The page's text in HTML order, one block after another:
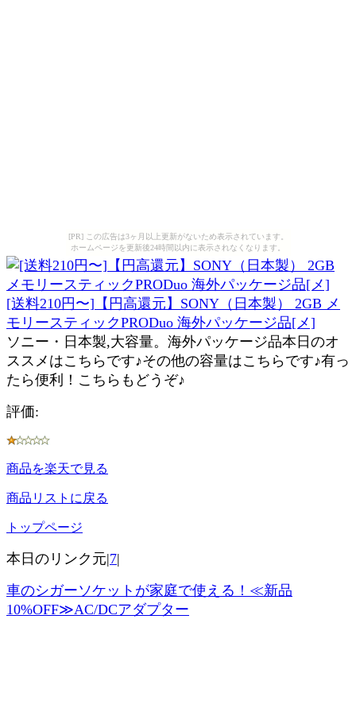
[PR] この広告は3ヶ月以上更新がないため表示されています。
ホームページを更新後24時間以内に表示されなくなります。
[送料210円〜]【円高還元】SONY（日本製） 2GB メ
モリースティックPRODuo 海外パッケージ品[メ]
ソニー・日本製,大容量。海外パッケージ品本日のオ
ススメはこちらです♪その他の容量はこちらです♪有っ
たら便利！こちらもどうぞ♪
評価:
商品を楽天で見る
商品リストに戻る
トップページ
本日のリンク元|7|
車のシガーソケットが家庭で使える！≪新品
10%OFF≫AC/DCアダプター